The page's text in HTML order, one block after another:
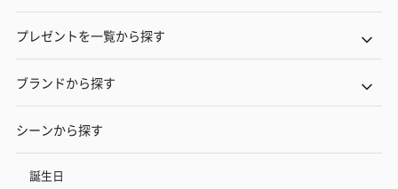
プレゼントを一覧から探す
ブランドから探す
シーンから探す
誕生日